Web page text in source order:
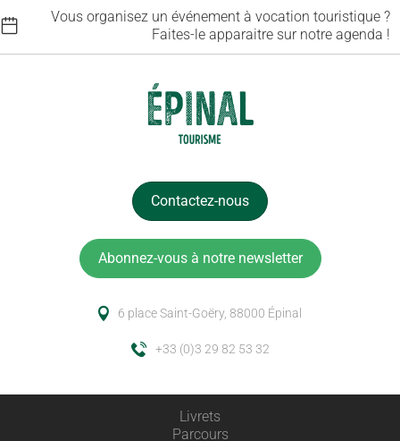
Vous organisez un événement à vocation touristique ?
Faites-le apparaitre sur notre agenda !
Contactez-nous
Abonnez-vous à notre newsletter
6 place Saint-Goëry, 88000 Épinal
+33 (0)3 29 82 53 32
Livrets
Parcours